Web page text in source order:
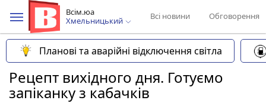
Всім.юа
Хмельницький
Всі новини Обговорення
Планові та аварійні відключення світла
Рецепт вихідного дня. Готуємо
запіканку з кабачків